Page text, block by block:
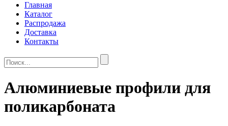
Главная
Каталог
Распродажа
Доставка
Контакты
Алюминиевые профили для
поликарбоната